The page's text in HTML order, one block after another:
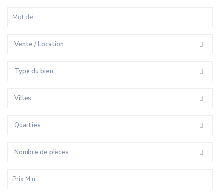
Vente / Location
Type du bien
Villes
Quarties
Nombre de pièces